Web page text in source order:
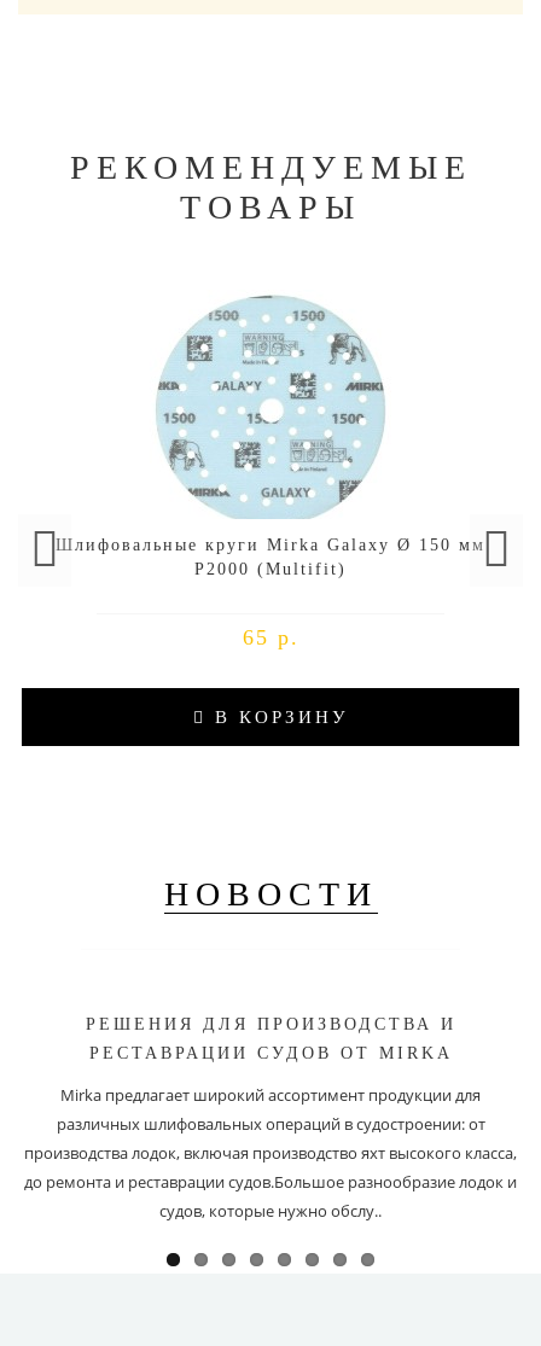
РЕКОМЕНДУЕМЫЕ
ТОВАРЫ
Шлифовальные круги Mirka Galaxy Ø 150 мм
P2000 (Multifit)
65 р.
В КОРЗИНУ
НОВОСТИ
РЕШЕНИЯ ДЛЯ ПРОИЗВОДСТВА И
РЕСТАВРАЦИИ СУДОВ ОТ MIRKA
Mirka предлагает широкий ассортимент продукции для
различных шлифовальных операций в судостроении: от
производства лодок, включая производство яхт высокого класса,
до ремонта и реставрации судов.Большое разнообразие лодок и
судов, которые нужно обслу..